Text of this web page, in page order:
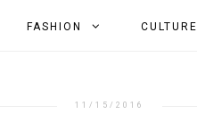
FASHION CULTURE
11/15/2016